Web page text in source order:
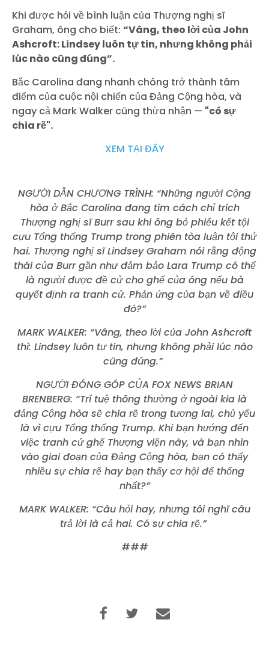
Khi được hỏi về bình luận của Thượng nghị sĩ
Graham, ông cho biết: “Vâng, theo lời của John
Ashcroft: Lindsey luôn tự tin, nhưng không phải
lúc nào cũng đúng”.
Bắc Carolina đang nhanh chóng trở thành tâm
điểm của cuộc nội chiến của Đảng Cộng hòa, và
ngay cả Mark Walker cũng thừa nhận — "có sự
chia rẽ".
XEM TẠI ĐÂY
NGƯỜI DẪN CHƯƠNG TRÌNH: “Những người Cộng
hòa ở Bắc Carolina đang tìm cách chỉ trích
Thượng nghị sĩ Burr sau khi ông bỏ phiếu kết tội
cựu Tổng thống Trump trong phiên tòa luận tội thứ
hai. Thượng nghị sĩ Lindsey Graham nói rằng động
thái của Burr gần như đảm bảo Lara Trump có thể
là người được đề cử cho ghế của ông nếu bà
quyết định ra tranh cử. Phản ứng của bạn về điều
đó?”
MARK WALKER: “Vâng, theo lời của John Ashcroft
thì: Lindsey luôn tự tin, nhưng không phải lúc nào
cũng đúng.”
NGƯỜI ĐÓNG GÓP CỦA FOX NEWS BRIAN
BRENBERG: “Trí tuệ thông thường ở ngoài kia là
đảng Cộng hòa sẽ chia rẽ trong tương lai, chủ yếu
là vì cựu Tổng thống Trump. Khi bạn hướng đến
việc tranh cử ghế Thượng viện này, và bạn nhìn
vào giai đoạn của Đảng Cộng hòa, bạn có thấy
nhiều sự chia rẽ hay bạn thấy cơ hội để thống
nhất?”
MARK WALKER: “Câu hỏi hay, nhưng tôi nghĩ câu
trả lời là cả hai. Có sự chia rẽ.”
###